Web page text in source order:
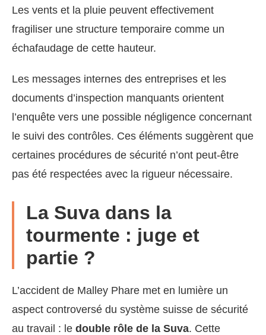
Les vents et la pluie peuvent effectivement
fragiliser une structure temporaire comme un
échafaudage de cette hauteur.
Les messages internes des entreprises et les
documents d’inspection manquants orientent
l’enquête vers une possible négligence concernant
le suivi des contrôles. Ces éléments suggèrent que
certaines procédures de sécurité n’ont peut-être
pas été respectées avec la rigueur nécessaire.
La Suva dans la
tourmente : juge et
partie ?
L’accident de Malley Phare met en lumière un
aspect controversé du système suisse de sécurité
au travail : le double rôle de la Suva. Cette